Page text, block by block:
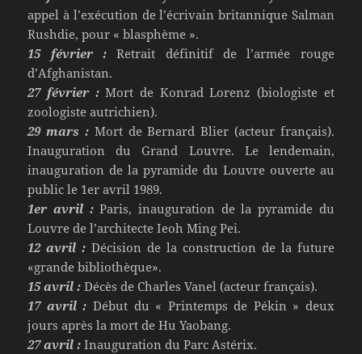
appel à l’exécution de l’écrivain britannique Salman
Rushdie, pour « blasphème ».
15 février :
Retrait définitif de l’armée rouge
d’Afghanistan.
27 février : Mort de Konrad Lorenz (biologiste et
zoologiste autrichien).
29 mars : Mort de Bernard Blier (acteur français).
Inauguration du Grand Louvre. Le lendemain,
inauguration de la pyramide du Louvre ouverte au
public le 1er avril 1989.
1er avril : Paris, inauguration de la pyramide du
Louvre de l’architecte Ieoh Ming Pei.
12 avril : Décision de la construction de la future
«grande bibliothèque».
15 avril : Décès de Charles Vanel (acteur français).
17 avril : Début du « Printemps de Pékin » deux
jours après la mort de Hu Yaobang.
27 avril : Inauguration du Parc Astérix.